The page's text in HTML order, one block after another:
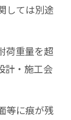
しては別途
荷重量を超
計・施工会
等に痕が残